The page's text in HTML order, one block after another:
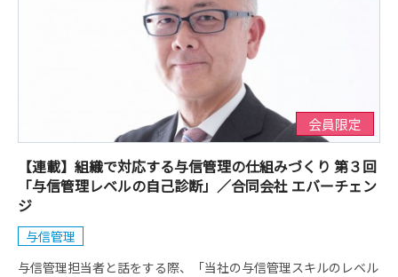
会員限定
【連載】組織で対応する与信管理の仕組みづくり 第３回
「与信管理レベルの自己診断」／合同会社 エバーチェン
ジ
与信管理
与信管理担当者と話をする際、「当社の与信管理スキルのレベル